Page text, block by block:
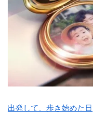
出発して、歩き始めた日